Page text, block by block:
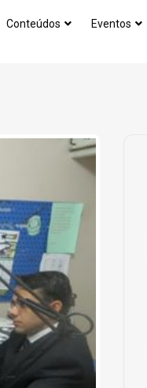
Conteúdos Eventos